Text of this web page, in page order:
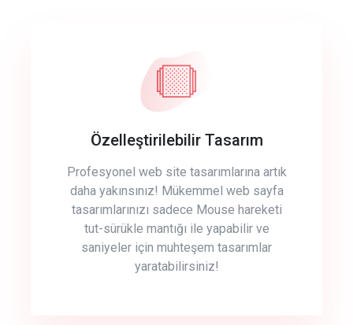
Özelleştirilebilir Tasarım
Profesyonel web site tasarımlarına artık
daha yakınsınız! Mükemmel web sayfa
tasarımlarınızı sadece Mouse hareketi
tut-sürükle mantığı ile yapabilir ve
saniyeler için muhteşem tasarımlar
yaratabilirsiniz!